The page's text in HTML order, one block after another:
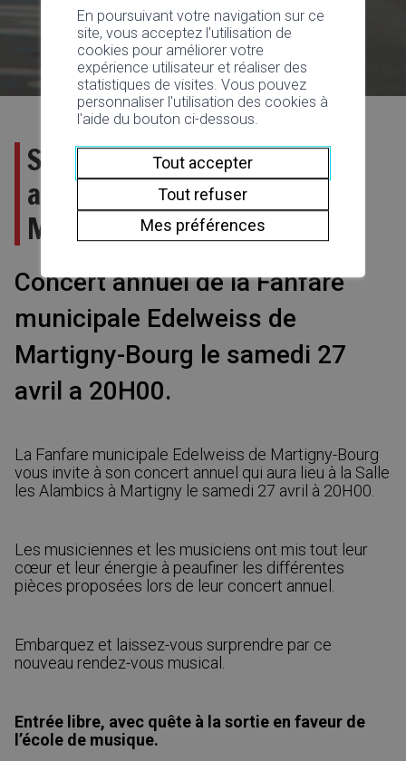
Salle les Alambics: Concert
annuel de la Fanfare
Municipale Edelweiss
Concert annuel de la Fanfare
municipale Edelweiss de
Martigny-Bourg le samedi 27
avril a 20H00.
La Fanfare municipale Edelweiss de Martigny-Bourg
vous invite à son concert annuel qui aura lieu à la Salle
les Alambics à Martigny le samedi 27 avril à 20H00.
Les musiciennes et les musiciens ont mis tout leur
cœur et leur énergie à peaufiner les différentes
pièces proposées lors de leur concert annuel.
Embarquez et laissez-vous surprendre par ce
nouveau rendez-vous musical.
Entrée libre, avec quête à la sortie en faveur de
l’école de musique.
En poursuivant votre navigation sur ce
site, vous acceptez l'utilisation de
cookies pour améliorer votre
expérience utilisateur et réaliser des
statistiques de visites. Vous pouvez
personnaliser l'utilisation des cookies à
l'aide du bouton ci-dessous.
Tout accepter
Tout refuser
Mes préférences